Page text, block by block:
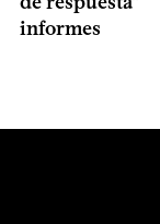
informes